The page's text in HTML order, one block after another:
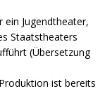
ein Jugendtheater,
Staatstheaters
(Übersetzung
ist bereits